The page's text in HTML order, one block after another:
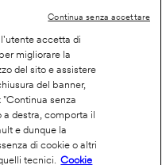
accetta di
migliorare la
del sito e assistere
del banner,
senza
destra, comporta il
e dunque la
di cookie o altri
tecnici.
Cookie
Continua senza accettare